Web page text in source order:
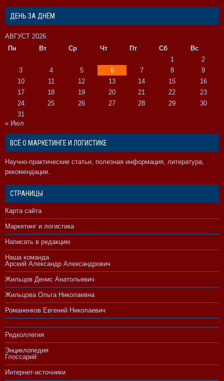
ДЕНЬ ЗА ДНЁМ
АВГУСТ 2026
Пн
Вт Ср Чт Пт Сб
Вс
1
2
3
4 5 6 7 8
9
10
11 12 13 14 15
16
17
18 19 20 21 22
23
24
25 26 27 28 29
30
31
« Июл
ВСЁ О МАРКЕТИНГЕ И ЛОГИСТИКЕ
Научно-практические статьи, полезная информация, литература,
рекомендации.
СТРАНИЦЫ
Карта сайта
Маркетинг и логистика
Написать в редакцию
Наша команда
Арский Александр Александрович
Жильцов Денис Анатольевич
Жильцова Ольга Николаевна
Романенков Евгений Николаевич
Редколлегия
Энциклопедия
Глоссарий
Интернет-источники